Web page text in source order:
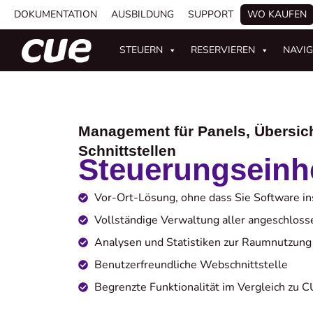
DOKUMENTATION AUSBILDUNG SUPPORT WO KAUFEN
STEUERN RESERVIEREN
Management für Panels,
Schnittstellen
Vor-Ort-Lösung, ohne dass Sie Software
Vollständige Verwaltung aller
Analysen und Statistiken zur Raumnutzung
Benutzerfreundliche Webschnittstelle
Begrenzte Funktionalität im Vergleich zu